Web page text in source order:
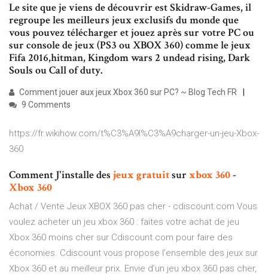
Le site que je viens de découvrir est Skidraw-Games, il
regroupe les meilleurs jeux exclusifs du monde que
vous pouvez télécharger et jouez après sur votre PC ou
sur console de jeux (PS3 ou XBOX 360) comme le jeux
Fifa 2016,hitman, Kingdom wars 2 undead rising, Dark
Souls ou Call of duty.
Comment jouer aux jeux Xbox 360 sur PC? ~ Blog Tech FR
9 Comments
https://fr.wikihow.com/t%C3%A9l%C3%A9charger-un-jeu-Xbox-
360
Comment J'installe des jeux gratuitsur xbox 360-
Xbox 360
Achat / Vente Jeux XBOX 360 pas cher - cdiscount.com Vous
voulez acheter un jeu xbox 360 : faites votre achat de jeu
Xbox 360 moins cher sur Cdiscount.com pour faire des
économies. Cdiscount vous propose l’ensemble des jeux sur
Xbox 360 et au meilleur prix. Envie d’un jeu xbox 360 pas cher,